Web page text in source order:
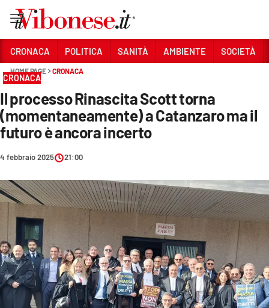
Sezioni
CRONACA
POLITICA
SOCIETÀ
CULTURA
ECONOMIA E LAVORO
EVENTI
SPORT
CRONACA POLITICA SANITÀ AMBIENTE SOCIETÀ
HOME PAGE CRONACA
CRONACA
Il processo Rinascita Scott torna
(momentaneamente) a Catanzaro ma il
futuro è ancora incerto
4 febbraio 2025 21:00